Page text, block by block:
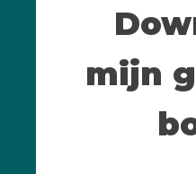
mijn